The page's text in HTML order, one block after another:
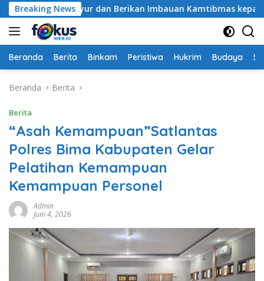
Langsung
ke
konten
Breaking News
Sayur dan Berikan Imbauan Kamtibmas kepada Warga
Beranda Berita Binkam Peristiwa Hukrim Budaya
Beranda Berita
Berita
“Asah Kemampuan”Satlantas
Polres Bima Kabupaten Gelar
Pelatihan Kemampuan
Kemampuan Personel
Admin
Juni 4, 2026